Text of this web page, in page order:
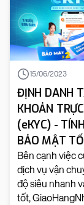
15/06/2023
ĐỊNH DANH
KHOẢN
(eKYC) -
BẢO MẬT
CÓ MẶT TẠI
HÀNG
Bên cạnh việc
dịch vụ vận
độ siêu nhanh
tốt,